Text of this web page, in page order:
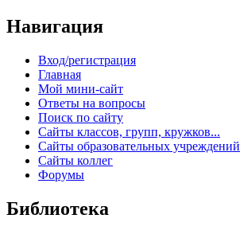
Навигация
Вход/регистрация
Главная
Мой мини-сайт
Ответы на вопросы
Поиск по сайту
Сайты классов, групп, кружков...
Сайты образовательных учреждений
Сайты коллег
Форумы
Библиотека